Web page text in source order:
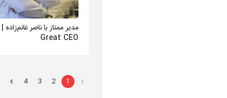
Great CEO
1
2
3
4